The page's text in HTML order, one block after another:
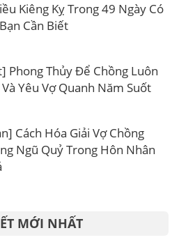
Kiêng Kỵ Trong 49 Ngày Có
Cần Biết
Phong Thủy Để Chồng Luôn
Yêu Vợ Quanh Năm Suốt
Cách Hóa Giải Vợ Chồng
Ngũ Quỷ Trong Hôn Nhân
MỚI NHẤT